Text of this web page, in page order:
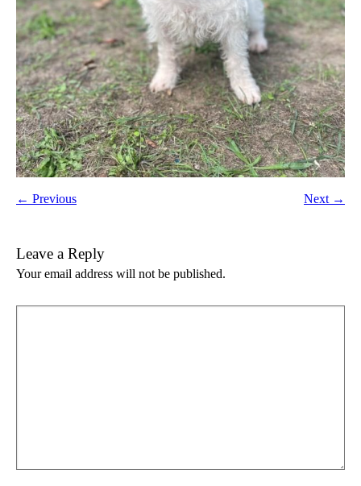
← Previous Next →
Leave a Reply
Your email address will not be published.